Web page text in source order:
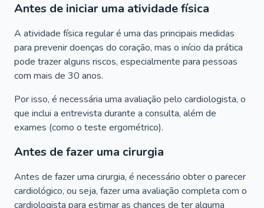
Antes de iniciar uma atividade física
A atividade física regular é uma das principais medidas
para prevenir doenças do coração, mas o início da prática
pode trazer alguns riscos, especialmente para pessoas
com mais de 30 anos.
Por isso, é necessária uma avaliação pelo cardiologista, o
que inclui a entrevista durante a consulta, além de
exames (como o teste ergométrico).
Antes de fazer uma cirurgia
Antes de fazer uma cirurgia, é necessário obter o parecer
cardiológico, ou seja, fazer uma avaliação completa com o
cardiologista para estimar as chances de ter alguma